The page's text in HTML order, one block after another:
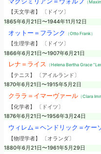
（
【天文学者】 〔ドイツ〕
1865年6月21日〜1944年11月12日
オットー＝フランク （Otto Frank）
【生理学者】 〔ドイツ〕
1866年6月21日〜1907年6月21日
レナ＝ライス （Helena Bertha Grace
【テニス】 〔アイルランド〕
1870年6月21日〜1915年5月2日
クララ＝イマーヴァール（Clara
【化学者】 〔ドイツ〕
1876年6月21日〜1956年3月24日
ウィレム＝ヘンドリック＝ケー
【物理学者】 〔オランダ〕
1880年6月21日〜1961年5月29日